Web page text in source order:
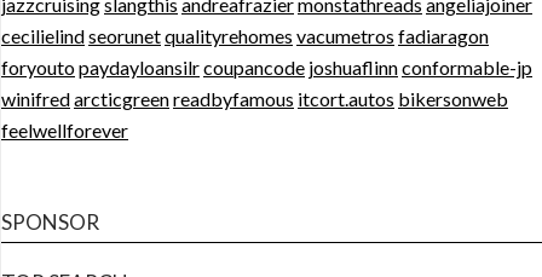
jazzcruisingslangthis andreafraziermonstathreads angeliajoiner
cecilielindseorunetqualityrehomes vacumetros fadiaragon
foryoutopaydayloansilrcoupancode joshuaflinnconformable-jp
winifredarcticgreenreadbyfamous itcort.autos bikersonweb
feelwellforever
SPONSOR